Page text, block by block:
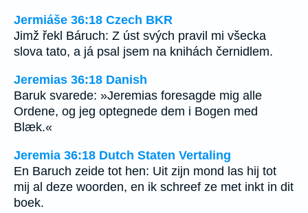
Jermiáše 36:18 Czech BKR
Jimž řekl Báruch: Z úst svých pravil mi všecka
slova tato, a já psal jsem na knihách černidlem.
Jeremias 36:18 Danish
Baruk svarede: »Jeremias foresagde mig alle
Ordene, og jeg optegnede dem i Bogen med
Blæk.«
Jeremia 36:18 Dutch Staten Vertaling
En Baruch zeide tot hen: Uit zijn mond las hij tot
mij al deze woorden, en ik schreef ze met inkt in dit
boek.